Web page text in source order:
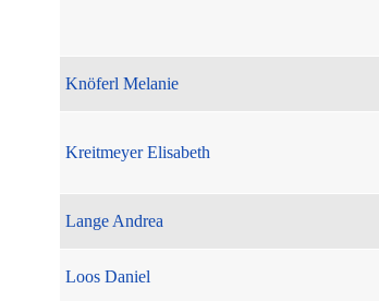
Knöferl Melanie
Kreitmeyer Elisabeth
Lange Andrea
Loos Daniel